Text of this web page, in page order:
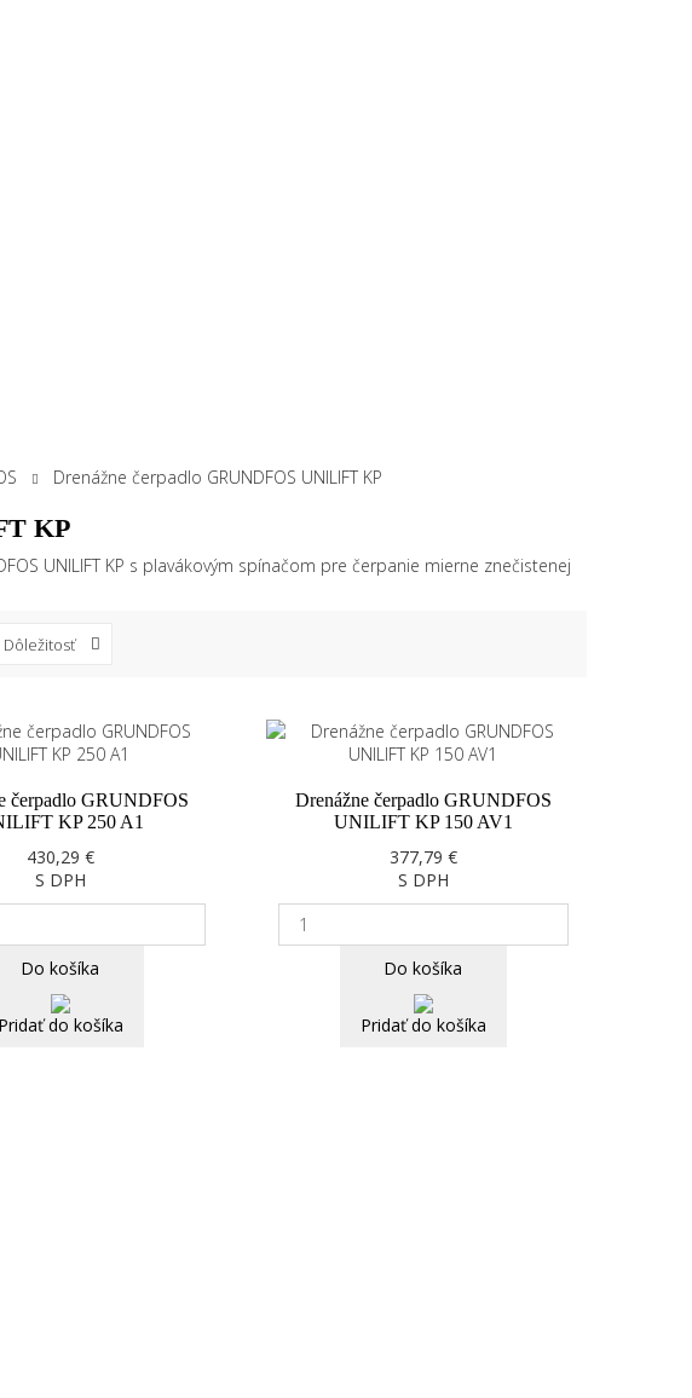
Drenážne čerpadlo GRUNDFOS UNILIFT KP
KP
UNILIFT KP s plavákovým spínačom pre čerpanie mierne znečistenej
Dôležitosť
čerpadlo GRUNDFOS
KP 250 A1
430,29 €
S DPH
Do košíka
Pridať do košíka
Drenážne čerpadlo GRUNDFOS
UNILIFT KP 150 AV1
377,79 €
S DPH
Do košíka
Pridať do košíka